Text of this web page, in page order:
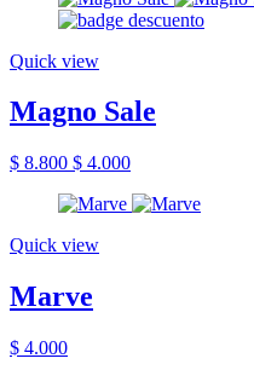
Quick view
Magno Sale
$ 8.800 $ 4.000
Quick view
Marve
$ 4.000